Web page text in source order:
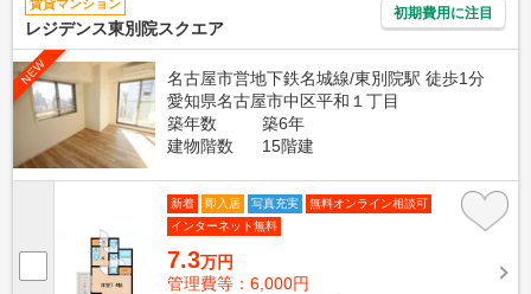
賃貸マンション
レジデンス東別院スクエア
初期費用に注目
NEW
名古屋市営地下鉄名城線/東別院駅 徒歩1分
愛知県名古屋市中区平和１丁目
築年数
築6年
建物階数
15階建
新着 即入居 写真充実
無料オンライン相談可
インターネット無料
7.3万円
管理費等：6,000円